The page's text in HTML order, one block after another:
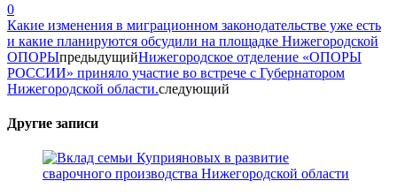
0
Какие изменения в миграционном законодательстве уже есть
и какие планируются обсудили на площадке Нижегородской
ОПОРЫпредыдущийНижегородское отделение «ОПОРЫ
РОССИИ» приняло участие во встрече с Губернатором
Нижегородской области.следующий
Другие записи